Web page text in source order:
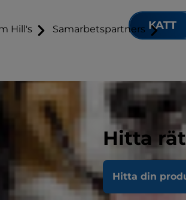
Hill's Samarbetspartners
Hitta
Hitta din
KATT
Gå
baserad på en person som väger 68